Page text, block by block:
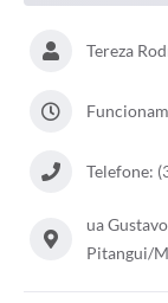
Tereza
Telefone:
ua
Pitangui/